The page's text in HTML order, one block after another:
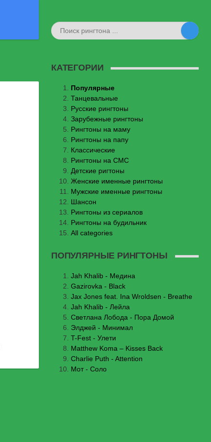
КАТЕГОРИИ
Популярные
Танцевальные
Русские рингтоны
Зарубежные рингтоны
Рингтоны на маму
Рингтоны на папу
Классические
Рингтоны на СМС
Детские ригтоны
Женские именные рингтоны
Мужские именные рингтоны
Шансон
Рингтоны из сериалов
Рингтоны на будильник
All categories
ПОПУЛЯРНЫЕ РИНГТОНЫ
Jаh Khаlib - Медина
Gazirovka - Black
Jax Jones feat. Ina Wroldsen - Breathe
Jah Khalib - Лейла
Светлана Лобода - Пора Домой
Элджей - Минимал
T-Fest - Улети
Matthew Koma – Kisses Back
Charlie Puth - Attention
Мот - Соло